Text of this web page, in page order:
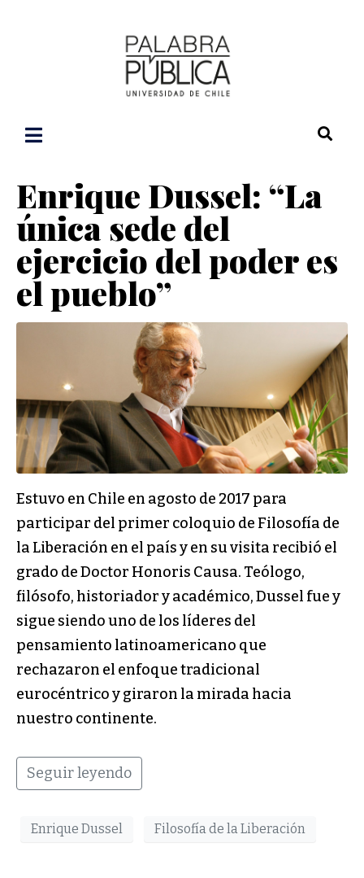
Enrique Dussel: “La
única sede del
ejercicio del poder es
el pueblo”
Estuvo en Chile en agosto de 2017 para
participar del primer coloquio de Filosofía de
la Liberación en el país y en su visita recibió el
grado de Doctor Honoris Causa. Teólogo,
filósofo, historiador y académico, Dussel fue y
sigue siendo uno de los líderes del
pensamiento latinoamericano que
rechazaron el enfoque tradicional
eurocéntrico y giraron la mirada hacia
nuestro continente.
Seguir leyendo
Enrique Dussel Filosofía de la Liberación